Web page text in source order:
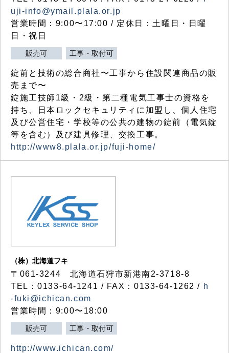
uji-info@ymail.plala.or.jp
営業時間：9:00〜17:00 / 定休日：土曜日・日曜
日・祝日
販売可 工事・取付可
錠前と技術の総合商社〜工事から住設関連商品の販
売まで〜
錠施工技師1級・2級・第二種電気工事士の資格を
持ち、日本ロックセキュリティに加盟し、個人住宅
及び公営住宅・学校等の公共の建物の錠前（電気錠
等を含む）及び建具修理、交換工事。
http://www8.plala.or.jp/fuji-home/
（株）北海道フキ
〒061-3244 北海道石狩市新港南2-3718-8
TEL：0133-64-1241 / FAX：0133-64-1262 / h
-fuki@ichican.com
営業時間：9:00〜18:00
販売可 工事・取付可
http://www.ichican.com/